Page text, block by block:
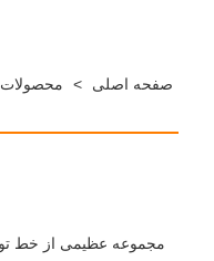
صفحه اصلی > محصولات